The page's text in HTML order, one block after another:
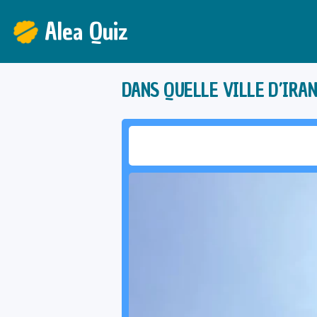
Alea Quiz
DANS QUELLE VILLE